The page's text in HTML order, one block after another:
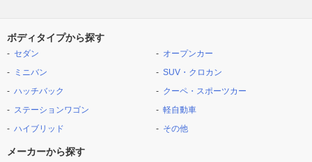
ボディタイプから探す
セダン
ミニバン
ハッチバック
ステーションワゴン
ハイブリッド
オープンカー
SUV・クロカン
クーペ・スポーツカー
軽自動車
その他
メーカーから探す